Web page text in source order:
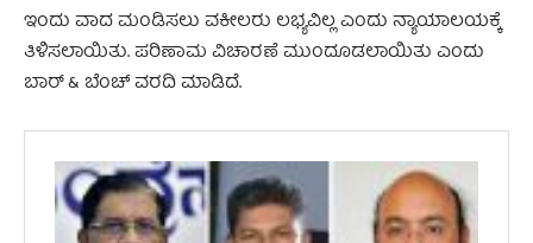
ಇಂದು ವಾದ ಮಂಡಿಸಲು ವಕೀಲರು ಲಭ್ಯವಿಲ್ಲ ಎಂದು ನ್ಯಾಯಾಲಯಕ್ಕೆ
ತಿಳಿಸಲಾಯಿತು. ಪರಿಣಾಮ ವಿಚಾರಣೆ ಮುಂದೂಡಲಾಯಿತು ಎಂದು
ಬಾರ್ & ಬೆಂಚ್ ವರದಿ ಮಾಡಿದೆ.